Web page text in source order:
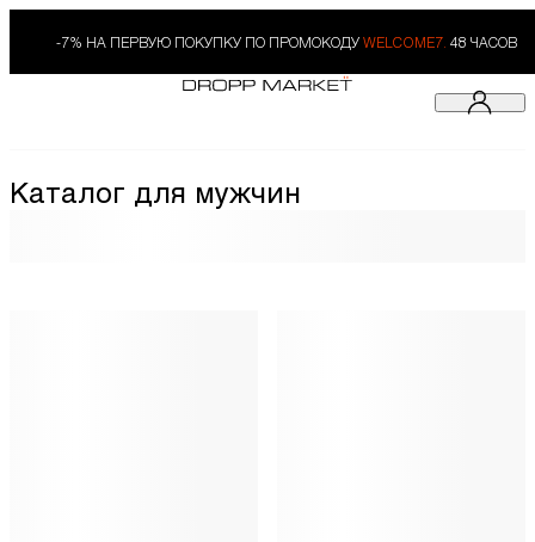
-7% НА ПЕРВУЮ ПОКУПКУ ПО ПРОМОКОДУ WELCOME7. 48 ЧАСОВ
Каталог для мужчин